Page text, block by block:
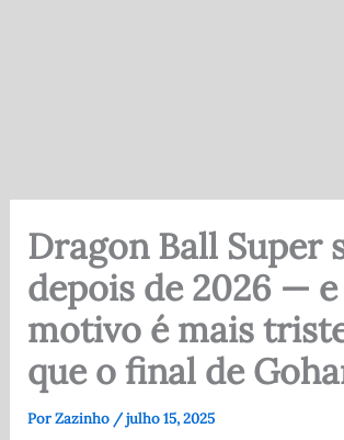
Dragon Ball Super
depois de 2026 —
motivo é mais
que o final de
PorZazinho /julho 15, 2025